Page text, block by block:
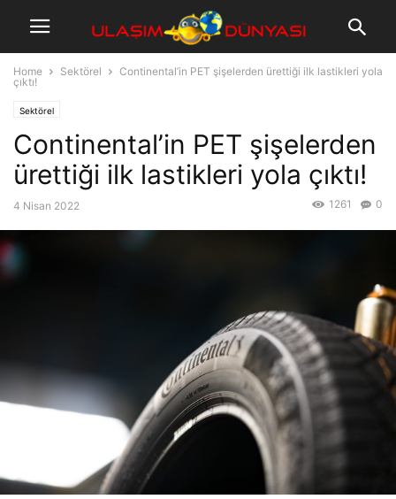
Home Sektörel
Continental’in PET şişelerden ürettiği ilk lastikleri yola
çıktı!
Sektörel
Continental’in PET şişelerden
ürettiği ilk lastikleri yola çıktı!
4 Nisan 2022 0
1261